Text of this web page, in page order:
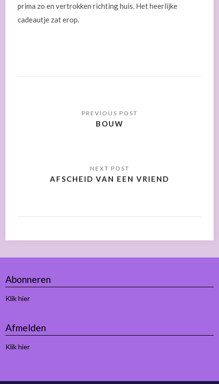
prima zo en vertrokken richting huis. Het heerlijke
cadeautje zat erop.
BOUW
AFSCHEID VAN EEN VRIEND
Abonneren
Klik hier
Afmelden
Klik hier